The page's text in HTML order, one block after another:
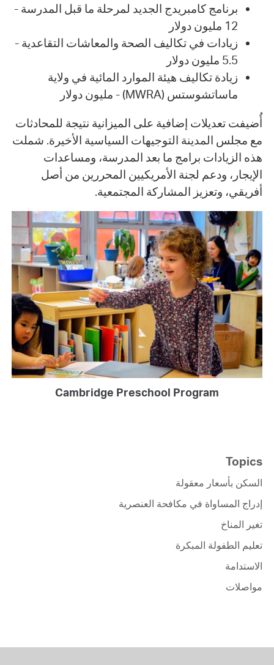
برنامج كامبريدج الجديد لمرحلة ما قبل المدرسة -
12 مليون دولار
زيادات في تكاليف الصحة والمعاشات التقاعدية -
5.5 مليون دولار
زيادة تكاليف هيئة الموارد المائية في ولاية
ماساتشوستس (MWRA) - مليون دولار
أُضيفت تعديلات إضافية على الميزانية نتيجة للمحادثات
مع مجلس المدينة التوجيهات السياسية الأخيرة. شملت
هذه الزيادات برامج ما بعد المدرسة، ومساعدات
الإيجار، ودعم لجنة الأمريكيين المحررين من أصل
أفريقي، وتعزيز المشاركة المجتمعية.
Cambridge Preschool Program
Topics
السكن بأسعار معقولة
إدراج المساواة في مكافحة العنصرية
تغير المناخ
تعليم الطفولة المبكرة
الاستدامة
مواصلات